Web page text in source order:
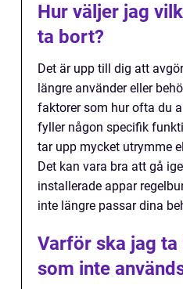
Hur väljer jag
ta bort?
Det är upp till dig att
längre använder eller
faktorer som hur ofta du
fyller någon specifik
tar upp mycket utrymme
Det kan vara bra att gå
installerade appar
inte längre passar dina
Varför ska jag
som inte